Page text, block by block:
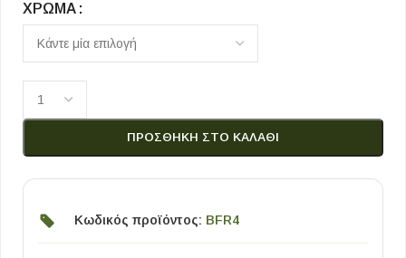
ΧΡΏΜΑ
ΠΡΟΣΘΉΚΗ ΣΤΟ ΚΑΛΆΘΙ
Κωδικός προϊόντος: BFR4